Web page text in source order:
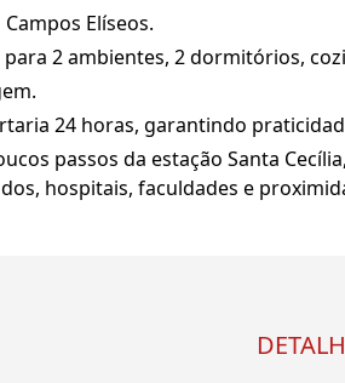
Elíseos.
2 ambientes, 2 dormitórios,
24 horas, garantindo
passos da estação Santa
hospitais, faculdades e